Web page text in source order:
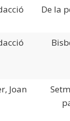
De la
Joan